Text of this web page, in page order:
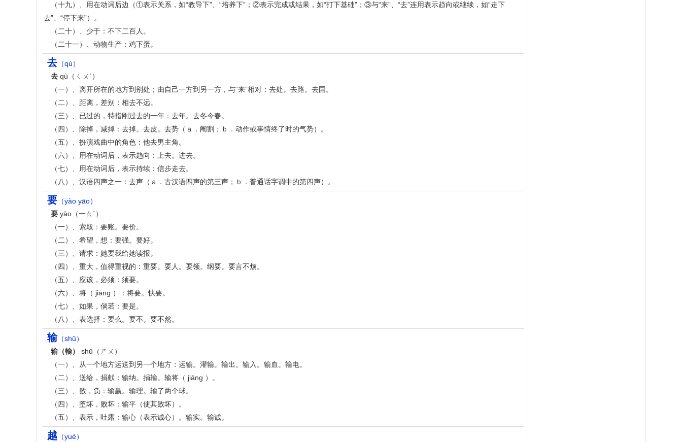
（十九）、用在动词后边（①表示关系，如“教导下”、“培养下”；②表示完成或结果，如“打下基础”；③与“来”、“去”连用表示趋向或继续，如“走下
去”、“停下来”）。
（二十）、少于：不下二百人。
（二十一）、动物生产：鸡下蛋。
去 （qù）
去 qù（ㄑㄨˋ）
（一）、离开所在的地方到别处；由自己一方到另一方，与“来”相对：去处。去路。去国。
（二）、距离，差别：相去不远。
（三）、已过的，特指刚过去的一年：去年。去冬今春。
（四）、除掉，减掉：去掉。去皮。去势（ａ．阉割；ｂ．动作或事情终了时的气势）。
（五）、扮演戏曲中的角色：他去男主角。
（六）、用在动词后，表示趋向：上去。进去。
（七）、用在动词后，表示持续：信步走去。
（八）、汉语四声之一：去声（ａ．古汉语四声的第三声；ｂ．普通话字调中的第四声）。
要 （yào yāo）
要 yào（一ㄠˋ）
（一）、索取：要账。要价。
（二）、希望，想：要强。要好。
（三）、请求：她要我给她读报。
（四）、重大，值得重视的：重要。要人。要领。纲要。要言不烦。
（五）、应该，必须：须要。
（六）、将（ jiāng ）：将要。快要。
（七）、如果，倘若：要是。
（八）、表选择：要么。要不。要不然。
输（shū）
输（輸）
shū（ㄕㄨ）
（一）、从一个地方运送到另一个地方：运输。灌输。输出。输入。输血。输电。
（二）、送给，捐献：输纳。捐输。输将（ jiāng ）。
（三）、败，负：输赢。输理。输了两个球。
（四）、堕坏，败坏：输平（使其败坏）。
（五）、表示，吐露：输心（表示诚心）。输实。输诚。
越 （yuè）